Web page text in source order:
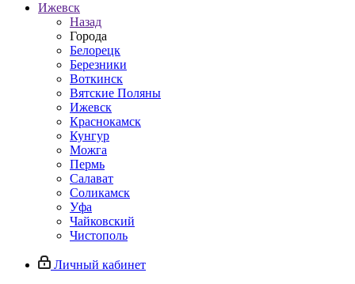
Ижевск
Назад
Города
Белорецк
Березники
Воткинск
Вятские Поляны
Ижевск
Краснокамск
Кунгур
Можга
Пермь
Салават
Соликамск
Уфа
Чайковский
Чистополь
Личный кабинет